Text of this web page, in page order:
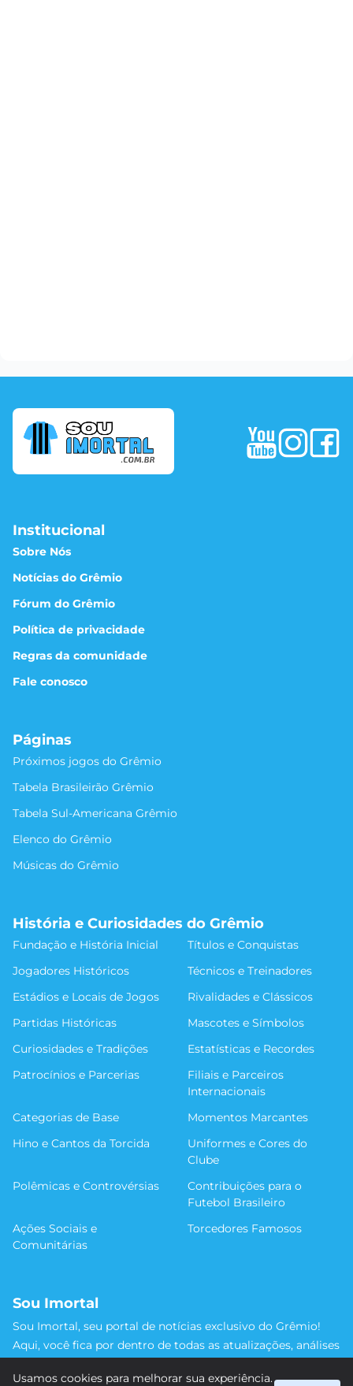
Institucional
Sobre Nós
Notícias do Grêmio
Fórum do Grêmio
Política de privacidade
Regras da comunidade
Fale conosco
Páginas
Próximos jogos do Grêmio
Tabela Brasileirão Grêmio
Tabela Sul-Americana Grêmio
Elenco do Grêmio
Músicas do Grêmio
História e Curiosidades do Grêmio
Fundação e História Inicial
Títulos e Conquistas
Jogadores Históricos
Técnicos e Treinadores
Estádios e Locais de Jogos
Rivalidades e Clássicos
Partidas Históricas
Mascotes e Símbolos
Curiosidades e Tradições
Estatísticas e Recordes
Patrocínios e Parcerias
Filiais e Parceiros
Internacionais
Categorias de Base
Momentos Marcantes
Hino e Cantos da Torcida
Uniformes e Cores do
Clube
Polêmicas e Controvérsias
Contribuições para o
Futebol Brasileiro
Ações Sociais e
Comunitárias
Torcedores Famosos
Sou Imortal
Sou Imortal, seu portal de notícias exclusivo do Grêmio!
Aqui, você fica por dentro de todas as atualizações, análises
detalhe da trajetória do nosso time rumo às vitórias!
Usamos cookies para melhorar sua experiência.